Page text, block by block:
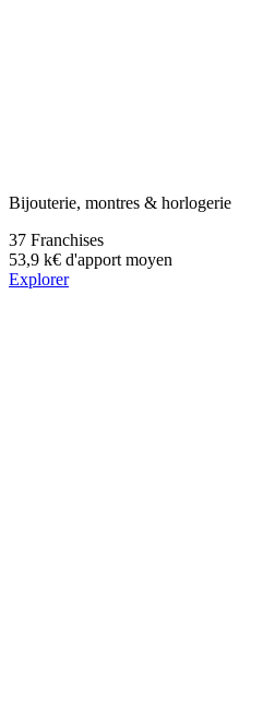
Bijouterie, montres & horlogerie
37 Franchises
53,9 k€ d'apport moyen
Explorer